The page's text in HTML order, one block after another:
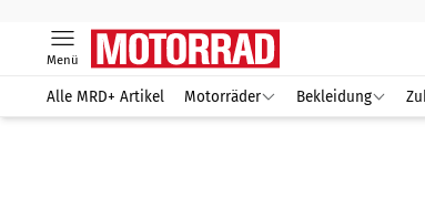
Menü
Alle MRD+ Artikel Motorräder Bekleidung